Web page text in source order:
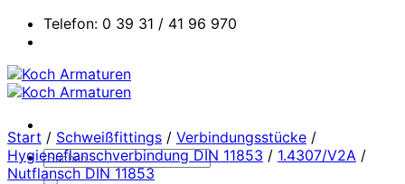
Zum
Inhalt
Telefon: 0 39 31 / 41 96 970
Suchen
nach:
Start / Schweißfittings / Verbindungsstücke /
Hygieneflanschverbindung DIN 11853 / 1.4307/V2A /
Nutflansch DIN 11853